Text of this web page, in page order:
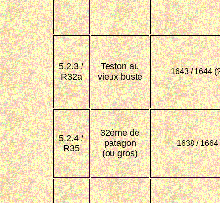
5.2.3 /
R32a
Teston au
vieux buste
1643 / 1644
5.2.4 /
R35
32ème de
patagon
(ou gros)
1638 / 1664